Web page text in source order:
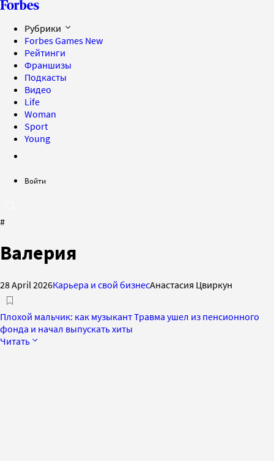
Рубрики
Forbes Games New
Рейтинги
Франшизы
Подкасты
Видео
Life
Woman
Sport
Young
Войти
#
Валерия
28 April 2026Карьера и свой бизнесАнастасия Цвиркун
Плохой мальчик: как музыкант Травма ушел из пенсионного
фонда и начал выпускать хиты
Читать